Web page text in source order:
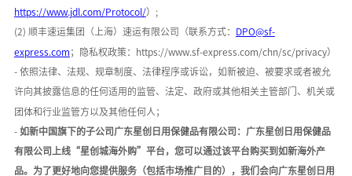
https://www.jdl.com/Protocol/） ;
(2) 顺丰速运集团（上海）速运有限公司（联系方式： DPO@sf-
express.com ；隐私权政策： https://www.sf-express.com/chn/sc/privacy）
- 依照法律、法规、规章制度、法律程序或诉讼，如新被迫、被要求或者被允
许向其披露信息的任何适用的监管、法定、政府或其他相关主管部门、机关或
团体和行业监管方以及其他任何人；
- 如新中国旗下的子公司广东星创日用保健品有限公司：广东星创日用保健品
有限公司上线“星创城海外购”平台，您可以通过该平台购买到如新海外产
品。为了更好地向您提供服务（包括市场推广目的），我们会向广东星创日用